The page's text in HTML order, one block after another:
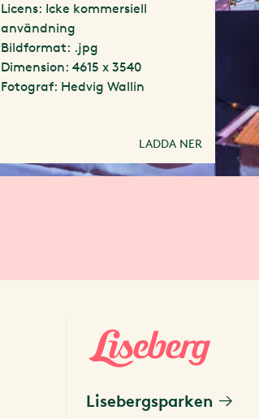
Licens: Icke kommersiell
användning
Bildformat: .jpg
Dimension: 4615 x 3540
Fotograf: Hedvig Wallin
LADDA NER
Lisebergsparken